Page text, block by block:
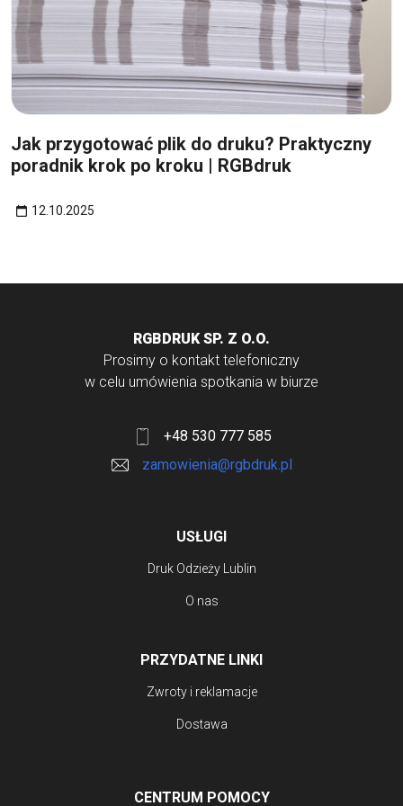
Jak przygotować plik do druku? Praktyczny
poradnik krok po kroku | RGBdruk
12.10.2025
RGBDRUK SP. Z O.O.
Prosimy o kontakt telefoniczny
w celu umówienia spotkania w biurze
+48 530 777 585
zamowienia@rgbdruk.pl
USŁUGI
Druk Odzieży Lublin
O nas
PRZYDATNE LINKI
Zwroty i reklamacje
Dostawa
CENTRUM POMOCY